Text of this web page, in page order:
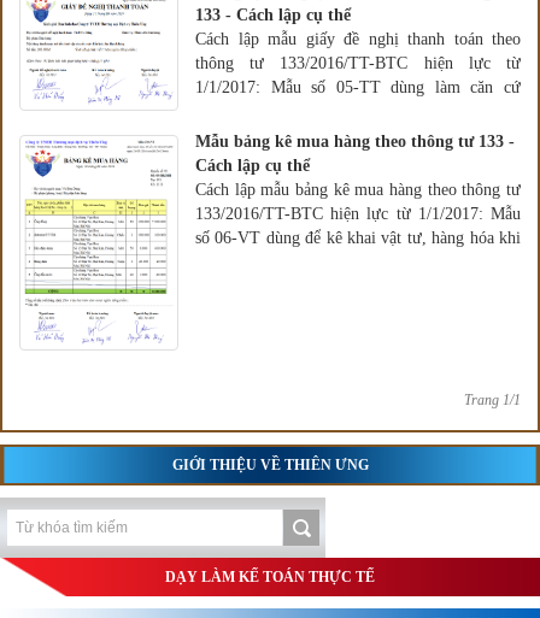
133 - Cách lập cụ thể
Cách lập mẫu giấy đề nghị thanh toán theo
thông tư 133/2016/TT-BTC hiện lực từ
1/1/2017: Mẫu số 05-TT dùng làm căn cứ
Mẫu bảng kê mua hàng theo thông tư 133 -
Cách lập cụ thể
Cách lập mẫu bảng kê mua hàng theo thông tư
133/2016/TT-BTC hiện lực từ 1/1/2017: Mẫu
số 06-VT dùng để kê khai vật tư, hàng hóa khi
Trang 1/1
GIỚI THIỆU VỀ THIÊN ƯNG
DẠY LÀM KẾ TOÁN THỰC TẾ